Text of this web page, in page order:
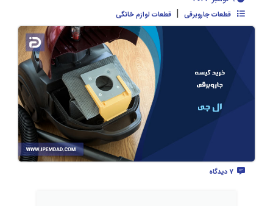
قطعات جاروبرقی | قطعات لوازم خانگی